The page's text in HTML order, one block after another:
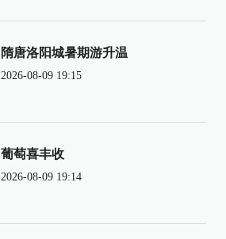
隋唐洛阳城暑期游升温
2026-08-09 19:15
葡萄喜丰收
2026-08-09 19:14